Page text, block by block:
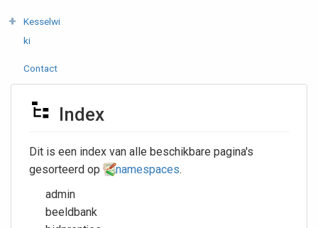
Kesselwi
ki
Contact
Index
Dit is een index van alle beschikbare pagina's
gesorteerd op
namespaces.
admin
beeldbank